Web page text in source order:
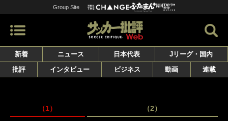
Group Site
新着 ニュース 日本代表
Jリーグ・国内
批評
インタビュー ビジネス 動画 連載
（1） （2）